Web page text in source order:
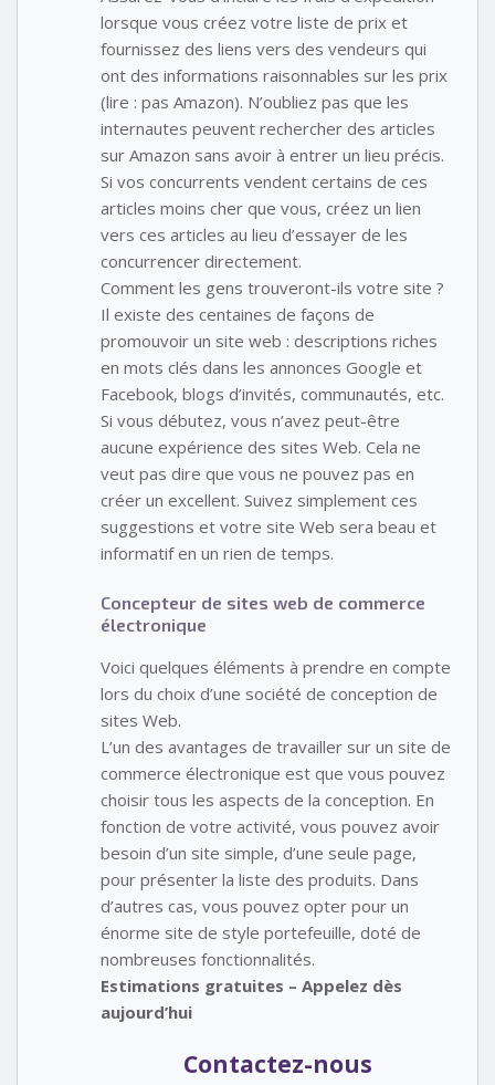
lorsque vous créez votre liste de prix et
fournissez des liens vers des vendeurs qui
ont des informations raisonnables sur les prix
(lire : pas Amazon). N’oubliez pas que les
internautes peuvent rechercher des articles
sur Amazon sans avoir à entrer un lieu précis.
Si vos concurrents vendent certains de ces
articles moins cher que vous, créez un lien
vers ces articles au lieu d’essayer de les
concurrencer directement.
Comment les gens trouveront-ils votre site ?
Il existe des centaines de façons de
promouvoir un site web : descriptions riches
en mots clés dans les annonces Google et
Facebook, blogs d’invités, communautés, etc.
Si vous débutez, vous n’avez peut-être
aucune expérience des sites Web. Cela ne
veut pas dire que vous ne pouvez pas en
créer un excellent. Suivez simplement ces
suggestions et votre site Web sera beau et
informatif en un rien de temps.
Concepteur de sites web de commerce
électronique
Voici quelques éléments à prendre en compte
lors du choix d’une société de conception de
sites Web.
L’un des avantages de travailler sur un site de
commerce électronique est que vous pouvez
choisir tous les aspects de la conception. En
fonction de votre activité, vous pouvez avoir
besoin d’un site simple, d’une seule page,
pour présenter la liste des produits. Dans
d’autres cas, vous pouvez opter pour un
énorme site de style portefeuille, doté de
nombreuses fonctionnalités.
Estimations gratuites – Appelez dès
aujourd’hui
Contactez-nous